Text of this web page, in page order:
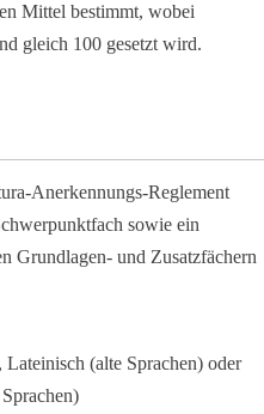
Mittel bestimmt, wobei
gleich 100 gesetzt wird.
Anerkennungs-Reglement
sowie ein
Grundlagen- und Zusatzfächern
(alte Sprachen) oder